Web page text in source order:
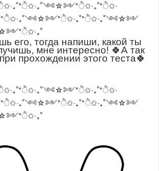
его, тогда напиши, какой ты
мне интересно! 🍀А так
прохождении этого теста🍀